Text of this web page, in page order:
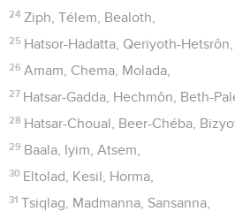
24 Ziph, Télem, Bealoth,
25 Hatsor-Hadatta, Qeriyoth-
26 Amam, Chema, Molada,
27 Hatsar-Gadda, Hechmôn, Beth-
28 Hatsar-Choual, Beer-Chéba,
29 Baala, Iyim, Atsem,
30 Eltolad, Kesil, Horma,
31 Tsiqlag, Madmanna, Sansanna,